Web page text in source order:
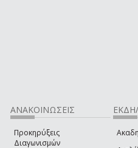
ΑΝΑΚΟΙΝΩΣΕΙΣ
Προκηρύξεις
Διαγωνισμών